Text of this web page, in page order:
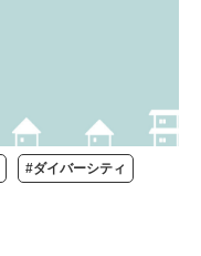
#ダイバーシティ